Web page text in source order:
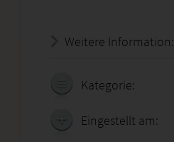
Weitere Information:
Kategorie:
Eingestellt am: